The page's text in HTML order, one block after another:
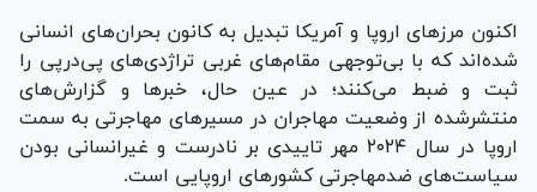
اکنون مرز‌های اروپا و آمریکا تبدیل به کانون بحران‌های انسانی
شده‌اند که با بی‌توجهی مقام‌های غربی تراژدی‌های پی‌درپی را
ثبت و ضبط می‌کنند؛ در عین حال، خبر‌ها و گزارش‌های
منتشرشده از وضعیت مهاجران در مسیر‌های مهاجرتی به سمت
اروپا در سال ۲۰۲۴ مهر تاییدی بر نادرست و غیرانسانی بودن
سیاست‌های ضدمهاجرتی کشور‌های اروپایی است.